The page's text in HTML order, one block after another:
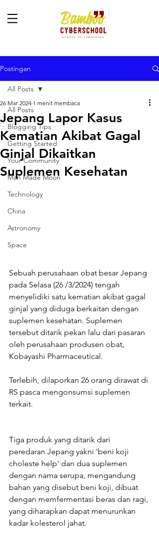
Postingan
All Posts
Blogging Tips
Getting Started
Your Community
Man Made Moon
Technology
China
Astronomy
Space
All Posts
Jepang Lapor Kasus
Kematian Akibat Gagal
Ginjal Dikaitkan
Suplemen Kesehatan
26 Mar 2024 1 menit membaca
Sebuah perusahaan obat besar Jepang
pada Selasa (26 /3/2024) tengah
menyelidiki satu kematian akibat gagal
ginjal yang diduga berkaitan dengan
suplemen kesehatan. Suplemen
tersebut ditarik pekan lalu dari pasaran
oleh perusahaan produsen obat,
Kobayashi Pharmaceutical.
Terlebih, dilaporkan 26 orang dirawat di
RS pasca mengonsumsi suplemen
terkait.
Tiga produk yang ditarik dari
peredaran Jepang yakni 'beni koji
choleste help' dan dua suplemen
dengan nama serupa, mengandung
bahan yang disebut beni koji, dibuat
dengan memfermentasi beras dan ragi,
yang diharapkan dapat menurunkan
kadar kolesterol jahat.